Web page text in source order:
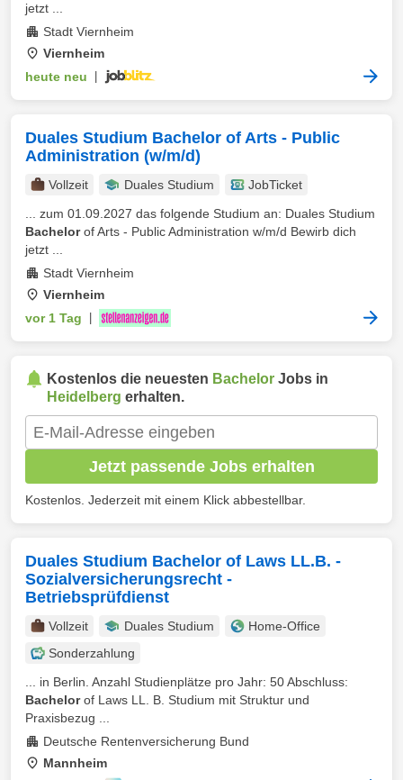
jetzt ...
Stadt Viernheim
Viernheim
heute neu
Duales Studium Bachelor of Arts - Public
Administration (w/m/d)
Vollzeit Duales Studium
JobTicket
... zum 01.09.2027 das folgende Studium an: Duales Studium
Bachelorof Arts - Public Administration w/m/d Bewirb dich
jetzt ...
Stadt Viernheim
Viernheim
vor 1 Tag
Kostenlos die neuesten Bachelor Jobs in
Heidelberg erhalten.
Jetzt passende Jobs erhalten
Kostenlos. Jederzeit mit einem Klick abbestellbar.
Duales Studium Bachelor of Laws LL.B. -
Sozialversicherungsrecht -
Betriebsprüfdienst
Vollzeit Duales Studium
Home-Office
Sonderzahlung
... in Berlin. Anzahl Studienplätze pro Jahr: 50 Abschluss:
Bachelorof Laws LL. B. Studium mit Struktur und
Praxisbezug ...
Deutsche Rentenversicherung Bund
Mannheim